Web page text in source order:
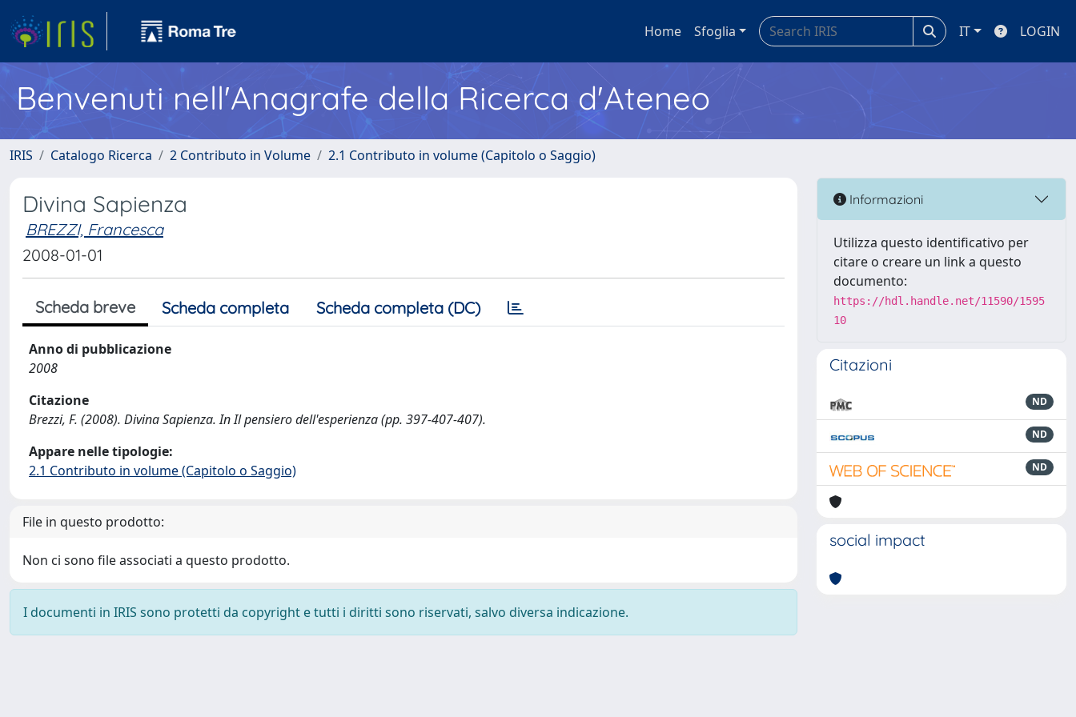
Home Sfoglia IT LOGIN
Benvenuti nell'Anagrafe della Ricerca d'Ateneo
IRIS Catalogo Ricerca 2 Contributo in Volume 2.1 Contributo in volume (Capitolo o Saggio)
Divina Sapienza
BREZZI, Francesca
2008-01-01
Scheda breve Scheda completa Scheda completa (DC)
Anno di pubblicazione
2008
Citazione
Brezzi, F. (2008). Divina Sapienza. In Il pensiero dell'esperienza (pp. 397-407-407).
Appare nelle tipologie:
2.1 Contributo in volume (Capitolo o Saggio)
File in questo prodotto:
Non ci sono file associati a questo prodotto.
I documenti in IRIS sono protetti da copyright e tutti i diritti sono riservati, salvo diversa indicazione.
Informazioni
Utilizza questo identificativo per
citare o creare un link a questo
documento:
https://hdl.handle.net/11590/1595
10
Citazioni
ND
ND
ND
social impact